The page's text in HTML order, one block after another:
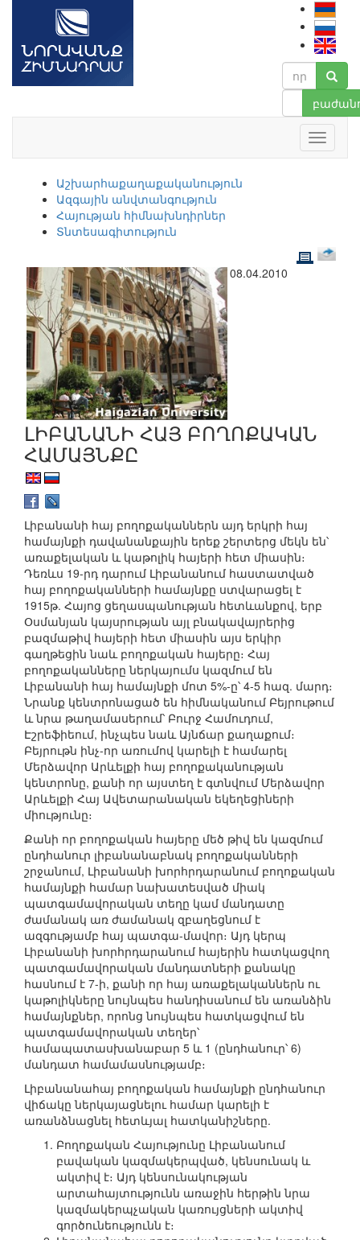
Աշխարհաքաղաքականություն
Ազգային անվտանգություն
Հայության հիմնախնդիրներ
Տնտեսագիտություն
08.04.2010
ԼԻԲԱՆԱՆԻ ՀԱՅ ԲՈՂՈՔԱԿԱՆ
ՀԱՄԱՅՆՔԸ
Լիբանանի հայ բողոքականներն այդ երկրի հայ
համայնքի դավանանքային երեք շերտերց մեկն են՝
առաքելական և կաթոլիկ հայերի հետ միասին։
Դեռևս 19-րդ դարում Լիբանանում հաստատված
հայ բողոքականների համայնքը ստվարացել է
1915թ. Հայոց ցեղասպանության հետևանքով, երբ
Օսմանյան կայսրության այլ բնակավայրերից
բազմաթիվ հայերի հետ միասին այս երկիր
գաղթեցին նաև բողոքական հայերը։ Հայ
բողոքականները ներկայումս կազմում են
Լիբանանի հայ համայնքի մոտ 5%-ը՝ 4-5 հազ. մարդ։
Նրանք կենտրոնացած են հիմնականում Բեյրութում
և նրա թաղամասերում՝ Բուրջ Համուդում,
Էշրեֆիեում, ինչպես նաև Այնճար քաղաքում։
Բեյրութն ինչ-որ առումով կարելի է համարել
Մերձավոր Արևելքի հայ բողոքականության
կենտրոնը, քանի որ այստեղ է գտնվում Մերձավոր
Արևելքի Հայ Ավետարանական եկեղեցիների
միությունը։
Քանի որ բողոքական հայերը մեծ թիվ են կազմում
ընդհանուր լիբանանաբնակ բողոքականների
շրջանում, Լիբանանի խորհրդարանում բողոքական
համայնքի համար նախատեսված միակ
պատգամավորական տեղը կամ մանդատը
ժամանակ առ ժամանակ զբաղեցնում է
ազգությամբ հայ պատգա-մավոր։ Այդ կերպ
Լիբանանի խորհրդարանում հայերին հատկացվող
պատգամավորական մանդատների քանակը
հասնում է 7-ի, քանի որ հայ առաքելականներն ու
կաթոլիկները նույնպես հանդիսանում են առանձին
համայնքներ, որոնց նույնպես հատկացվում են
պատգամավորական տեղեր՝
համապատասխանաբար 5 և 1 (ընդհանուր՝ 6)
մանդատ համամասնությամբ։
Լիբանանահայ բողոքական համայնքի ընդհանուր
վիճակը ներկայացնելու համար կարելի է
առանձնացնել հետևյալ հատկանիշները.
Բողոքական Հայությունը Լիբանանում
բավական կազմակերպված, կենսունակ և
ակտիվ է։ Այդ կենսունակության
արտահայտությունն առաջին հերթին նրա
կազմակերպչական կառույցների ակտիվ
գործունեությունն է։